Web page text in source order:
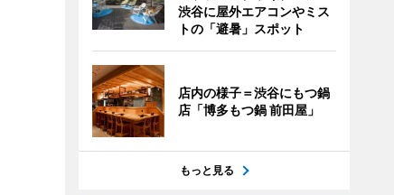
渋谷に屋外エアコンやミス
トの「避暑」スポット
店内の様子＝渋谷にもつ鍋
店「博多もつ鍋 前田屋」
もっと見る